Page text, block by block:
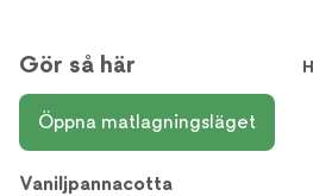
Gör så här
Öppna matlagningsläget
Vaniljpannacotta